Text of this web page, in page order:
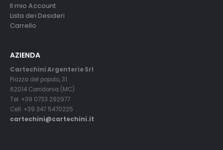
Il mio Account
Lista dei Desideri
Carrello
AZIENDA
Cartechini Argenterie Srl
Piazza del popolo, 31
62014 Corridonia (MC)
Tel. +39 0733 292977
Cell. +39 347 5470225
cartechini@cartechini.it